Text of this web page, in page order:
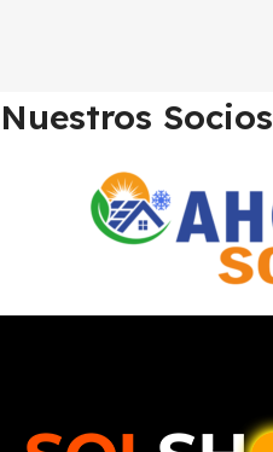
Nuestros Socios